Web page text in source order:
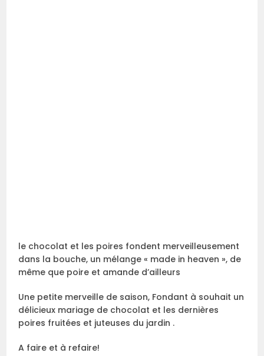
le chocolat et les poires fondent merveilleusement
dans la bouche, un mélange « made in heaven », de
même que poire et amande d’ailleurs
Une petite merveille de saison, Fondant à souhait un
délicieux mariage de chocolat et les dernières
poires fruitées et juteuses du jardin .
A faire et à refaire!